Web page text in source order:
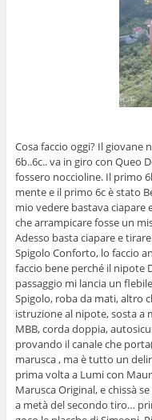
Cosa faccio oggi? Il
6b..6c.. va in giro con Queo
fossero noccioline. Il primo
mente e il primo 6c è stato
mio vedere bastava ciapare
che arrampicare fosse un
Adesso basta ciapare e
Spigolo Conforto, lo faccio
faccio bene perché il nipote
passaggio mi lancia un
Spigolo, roba da mati, altro
istruzione al nipote, sosta a
MBB, corda doppia,
provando il canale che
marusca , ma è tutto un
prima volta a Lumi con
Marusca Original, e chissà
a metà del secondo tiro…